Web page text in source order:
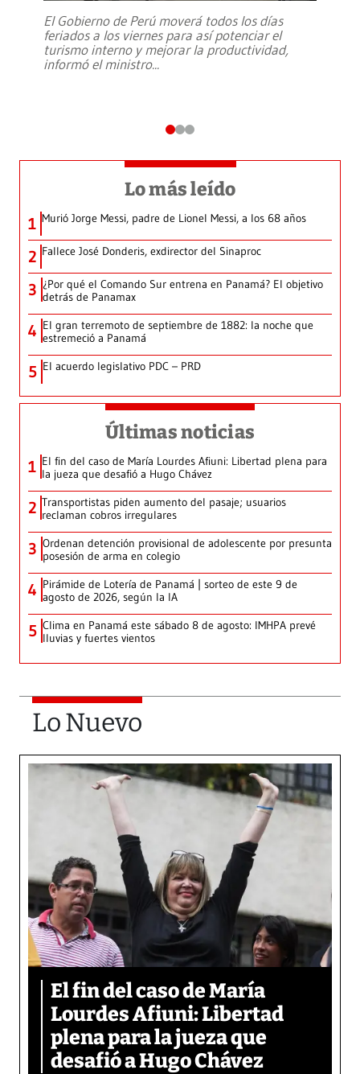
El Gobierno de Perú moverá todos los días
feriados a los viernes para así potenciar el
turismo interno y mejorar la productividad,
informó el ministro...
Lo más leído
1 Murió Jorge Messi, padre de Lionel Messi, a los 68 años
2 Fallece José Donderis, exdirector del Sinaproc
3 ¿Por qué el Comando Sur entrena en Panamá? El objetivo
detrás de Panamax
4 El gran terremoto de septiembre de 1882: la noche que
estremeció a Panamá
5 El acuerdo legislativo PDC – PRD
Últimas noticias
1 El fin del caso de María Lourdes Afiuni: Libertad plena para
la jueza que desafió a Hugo Chávez
2 Transportistas piden aumento del pasaje; usuarios
reclaman cobros irregulares
3 Ordenan detención provisional de adolescente por presunta
posesión de arma en colegio
4 Pirámide de Lotería de Panamá | sorteo de este 9 de
agosto de 2026, según la IA
5 Clima en Panamá este sábado 8 de agosto: IMHPA prevé
lluvias y fuertes vientos
Lo Nuevo
El fin del caso de María
Lourdes Afiuni: Libertad
plena para la jueza que
desafió a Hugo Chávez